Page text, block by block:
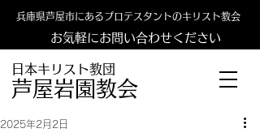
日本キリスト教団
​​芦屋岩園教会
兵庫県芦屋市にあるプロテスタントのキリスト教会
お気軽にお問い合わせください
2025年2月2日